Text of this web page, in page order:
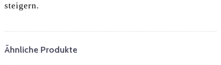
steigern.
Ähnliche Produkte